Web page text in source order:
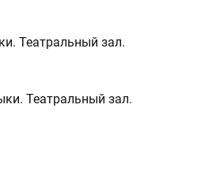
Театральный зал.
Театральный зал.